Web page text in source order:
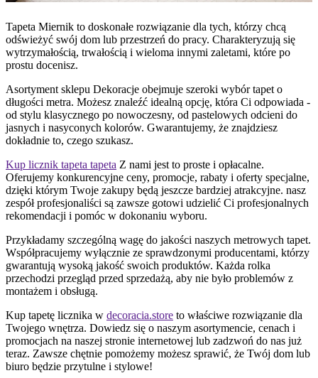
Tapeta Miernik to doskonałe rozwiązanie dla tych, którzy chcą
odświeżyć swój dom lub przestrzeń do pracy. Charakteryzują się
wytrzymałością, trwałością i wieloma innymi zaletami, które po
prostu docenisz.
Asortyment sklepu Dekoracje obejmuje szeroki wybór tapet o
długości metra. Możesz znaleźć idealną opcję, która Ci odpowiada -
od stylu klasycznego po nowoczesny, od pastelowych odcieni do
jasnych i nasyconych kolorów. Gwarantujemy, że znajdziesz
dokładnie to, czego szukasz.
Kup licznik tapeta tapeta Z nami jest to proste i opłacalne.
Oferujemy konkurencyjne ceny, promocje, rabaty i oferty specjalne,
dzięki którym Twoje zakupy będą jeszcze bardziej atrakcyjne. nasz
zespół profesjonaliści są zawsze gotowi udzielić Ci profesjonalnych
rekomendacji i pomóc w dokonaniu wyboru.
Przykładamy szczególną wagę do jakości naszych metrowych tapet.
Współpracujemy wyłącznie ze sprawdzonymi producentami, którzy
gwarantują wysoką jakość swoich produktów. Każda rolka
przechodzi przegląd przed sprzedażą, aby nie było problemów z
montażem i obsługą.
Kup tapetę licznika w decoracia.store to właściwe rozwiązanie dla
Twojego wnętrza. Dowiedz się o naszym asortymencie, cenach i
promocjach na naszej stronie internetowej lub zadzwoń do nas już
teraz. Zawsze chętnie pomożemy możesz sprawić, że Twój dom lub
biuro będzie przytulne i stylowe!